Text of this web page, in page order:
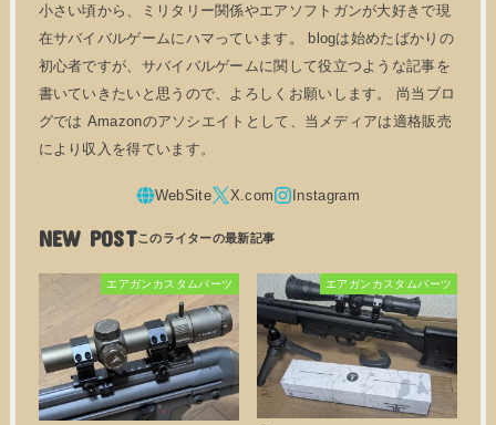
小さい頃から、ミリタリー関係やエアソフトガンが大好きで現
在サバイバルゲームにハマっています。 blogは始めたばかりの
初心者ですが、サバイバルゲームに関して役立つような記事を
書いていきたいと思うので、よろしくお願いします。 尚当ブロ
グでは Amazonのアソシエイトとして、当メディアは適格販売
により収入を得ています。
NEW POST
エアガンカスタムパーツ エアガンカスタムパーツ